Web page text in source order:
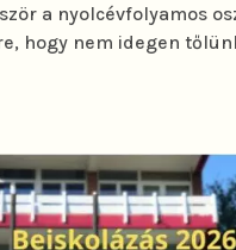
a nyolcévfolyamos
hogy nem idegen